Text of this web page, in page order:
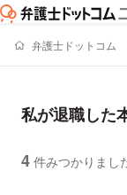
弁護士ドットコム
私が退職した
4 件みつかりまし